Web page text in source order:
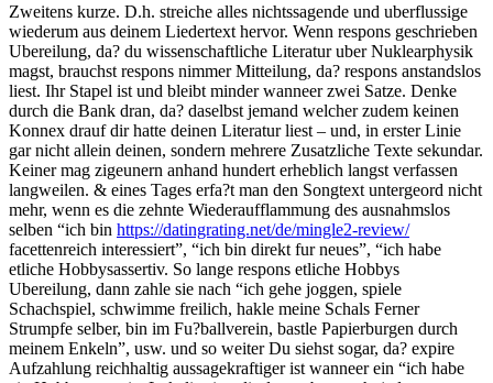
Zweitens kurze. D.h. streiche alles nichtssagende und uberflussige
wiederum aus deinem Liedertext hervor. Wenn respons geschrieben
Ubereilung, da? du wissenschaftliche Literatur uber Nuklearphysik
magst, brauchst respons nimmer Mitteilung, da? respons anstandslos
liest. Ihr Stapel ist und bleibt minder wanneer zwei Satze. Denke
durch die Bank dran, da? daselbst jemand welcher zudem keinen
Konnex drauf dir hatte deinen Literatur liest – und, in erster Linie
gar nicht allein deinen, sondern mehrere Zusatzliche Texte sekundar.
Keiner mag zigeunern anhand hundert erheblich langst verfassen
langweilen. & eines Tages erfa?t man den Songtext untergeord nicht
mehr, wenn es die zehnte Wiederaufflammung des ausnahmslos
selben “ich bin https://datingrating.net/de/mingle2-review/
facettenreich interessiert”, “ich bin direkt fur neues”, “ich habe
etliche Hobbysassertiv. So lange respons etliche Hobbys
Ubereilung, dann zahle sie nach “ich gehe joggen, spiele
Schachspiel, schwimme freilich, hakle meine Schals Ferner
Strumpfe selber, bin im Fu?ballverein, bastle Papierburgen durch
meinem Enkeln”, usw. und so weiter Du siehst sogar, da? expire
Aufzahlung reichhaltig aussagekraftiger ist wanneer ein “ich habe